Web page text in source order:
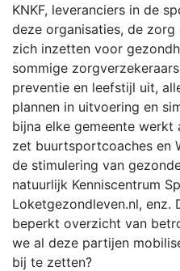
KNKF, leveranciers in de
deze organisaties, de
zich inzetten voor
sommige
preventie en leefstijl uit,
plannen in uitvoering en
bijna elke gemeente
zet buurtsportcoaches en
de stimulering van
natuurlijk Kenniscentrum
Loketgezondleven.nl, enz.
beperkt overzicht van
we al deze partijen
bij te zetten?